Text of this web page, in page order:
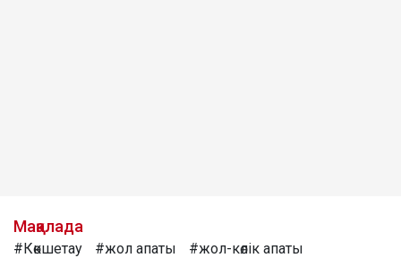
Мақалада
#Көкшетау #жол апаты
#жол-көлік апаты